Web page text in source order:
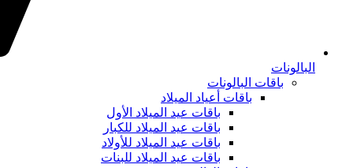
البالونات
باقات البالونات
باقات أعياد الميلاد
باقات عيد الميلاد الأول
باقات عيد الميلاد للكبار
باقات عيد الميلاد للأولاد
باقات عيد الميلاد للبنات